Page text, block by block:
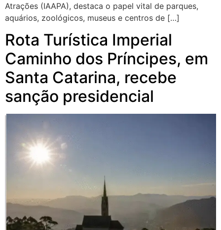
Atrações (IAAPA), destaca o papel vital de parques,
aquários, zoológicos, museus e centros de […]
Rota Turística Imperial
Caminho dos Príncipes, em
Santa Catarina, recebe
sanção presidencial